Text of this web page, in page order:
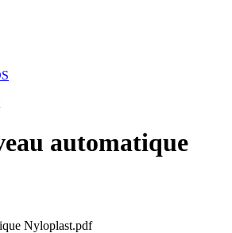
automatique
Nyloplast.pdf